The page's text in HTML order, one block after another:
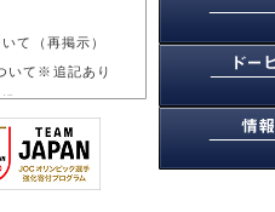
て（再掲示）
いて※追記あり
について
いて
始しました